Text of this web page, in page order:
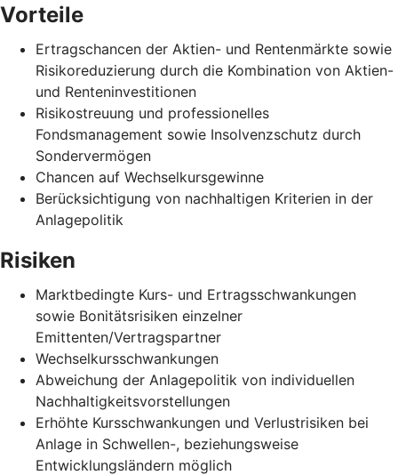
Vorteile
Ertragschancen der Aktien- und Rentenmärkte sowie
Risikoreduzierung durch die Kombination von Aktien-
und Renteninvestitionen
Risikostreuung und professionelles
Fondsmanagement sowie Insolvenzschutz durch
Sondervermögen
Chancen auf Wechselkursgewinne
Berücksichtigung von nachhaltigen Kriterien in der
Anlagepolitik
Risiken
Marktbedingte Kurs- und Ertragsschwankungen
sowie Bonitätsrisiken einzelner
Emittenten/Vertragspartner
Wechselkursschwankungen
Abweichung der Anlagepolitik von individuellen
Nachhaltigkeitsvorstellungen
Erhöhte Kursschwankungen und Verlustrisiken bei
Anlage in Schwellen-, beziehungsweise
Entwicklungsländern möglich